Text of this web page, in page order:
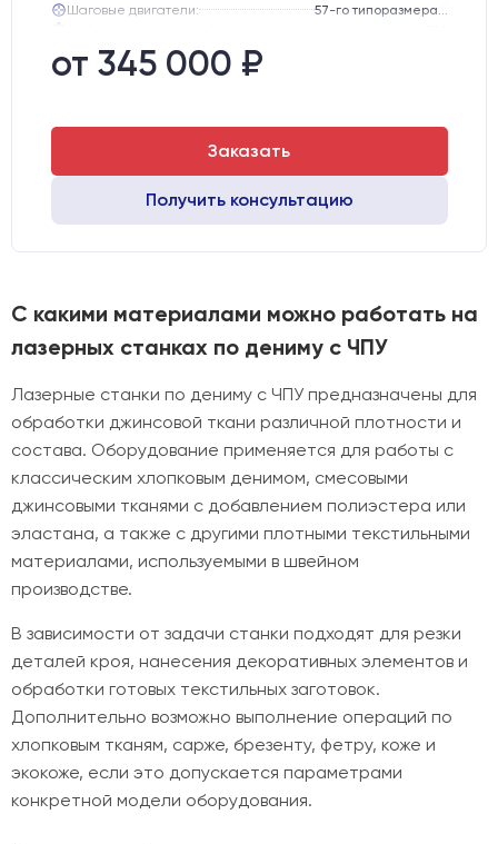
Шаговые двигатели:
Направляющие оси Y:
Направляющие оси Х:
от 345 000 ₽
Заказать
Получить консультацию
С какими материалами можно работать на
лазерных станках по дениму с ЧПУ
Лазерные станки по дениму с ЧПУ предназначены для
обработки джинсовой ткани различной плотности и
состава. Оборудование применяется для работы с
классическим хлопковым денимом, смесовыми
джинсовыми тканями с добавлением полиэстера или
эластана, а также с другими плотными текстильными
материалами, используемыми в швейном
производстве.
В зависимости от задачи станки подходят для резки
деталей кроя, нанесения декоративных элементов и
обработки готовых текстильных заготовок.
Дополнительно возможно выполнение операций по
хлопковым тканям, сарже, брезенту, фетру, коже и
экокоже, если это допускается параметрами
конкретной модели оборудования.